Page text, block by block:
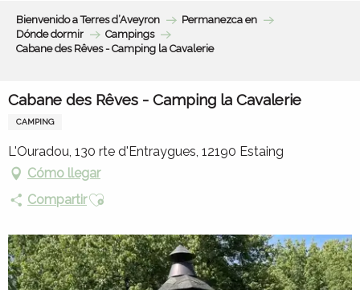
contenu
Bienvenido a Terres d’Aveyron
Permanezca en
Dónde dormir
Campings
Cabane des Rêves - Camping la Cavalerie
Cabane des Rêves - Camping la Cavalerie
CAMPING
L'Ouradou, 130 rte d'Entraygues, 12190 Estaing
Cómo llegar
CompartirAjouter aux favoris